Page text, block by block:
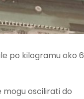
po kilogramu oko 6
mogu oscilirati do